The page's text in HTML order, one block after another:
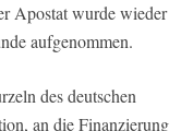
Apostat wurde wieder
aufgenommen.
des deutschen
an die Finanzierung